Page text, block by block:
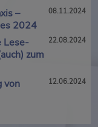
–
2024
08.11.2024
Lese-
zum
22.08.2024
von
12.06.2024